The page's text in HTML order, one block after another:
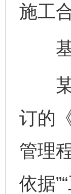
施工
基
某
订的
管理
依据